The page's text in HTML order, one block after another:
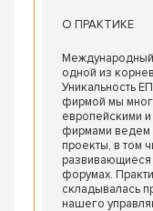
О ПРАКТИКЕ
Международный
одной из
Уникальность
фирмой мы
европейскими
фирмами
проекты, в том
развивающиеся
форумах.
складывалась
нашего